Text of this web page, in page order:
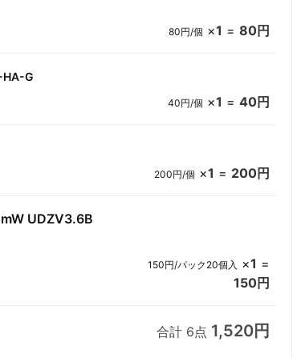
80円/個 ×1 = 80円
HA-G
40円/個 ×1 = 40円
200円/個 ×1 = 200円
UDZV3.6B
150円/パック20個入 ×1 =
150円
合計 6点 1,520円